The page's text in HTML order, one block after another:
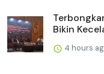
Bikin
4 hours